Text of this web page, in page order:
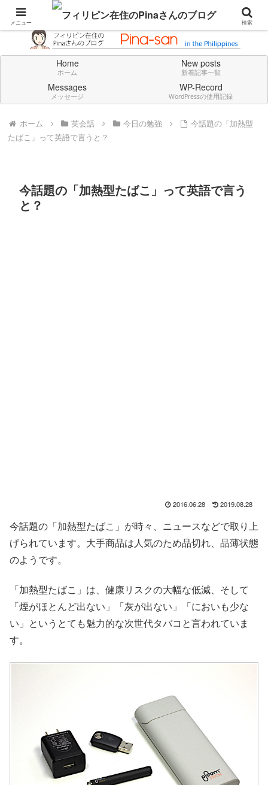
Don't think deeply. Feel always in English.
Home
ホーム
New posts
新着記事一覧
Messages
メッセージ
WP-Record
WordPressの使用記録
ホーム 英会話 今日の勉強
今話題の「加熱型
たばこ」って英語で言うと？
今話題の「加熱型たばこ」って英語で言う
と？
2016.06.28 2019.08.28
今話題の「加熱型たばこ」が時々、ニュースなどで取り上
げられています。大手商品は人気のため品切れ、品薄状態
のようです。
「加熱型たばこ」は、健康リスクの大幅な低減、そして
「煙がほとんど出ない」「灰が出ない」「においも少な
い」というとても魅力的な次世代タバコと言われていま
す。
メニュー 検索